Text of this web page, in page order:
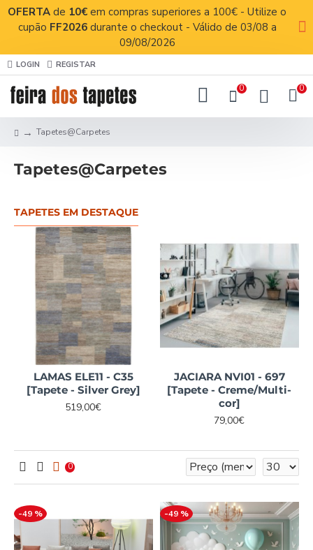
OFERTA de 10€ em compras superiores a 100€ - Utilize o
cupão FF2026 durante o checkout - Válido de 03/08 a
09/08/2026
LOGIN REGISTAR
0 0
Tapetes@Carpetes
Tapetes@Carpetes
TAPETES EM DESTAQUE
LAMAS ELE11 - C35
[Tapete - Silver Grey]
519,00€
JACIARA NVI01 - 697
[Tapete - Creme/Multi-
cor]
79,00€
0
-49 % -49 %